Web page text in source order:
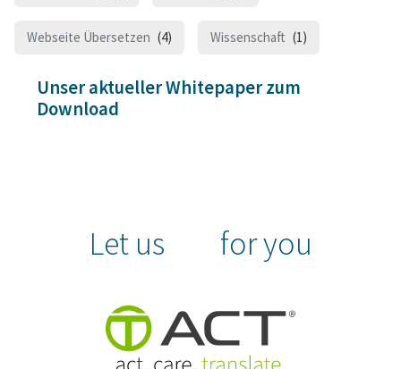
Webseite Übersetzen (4) Wissenschaft (1)
Unser aktueller Whitepaper zum
Download
Let us for you